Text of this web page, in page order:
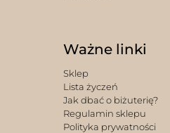
Ważne linki
Sklep
Lista życzeń
Jak dbać o biżuterię?
Regulamin sklepu
Polityka prywatności